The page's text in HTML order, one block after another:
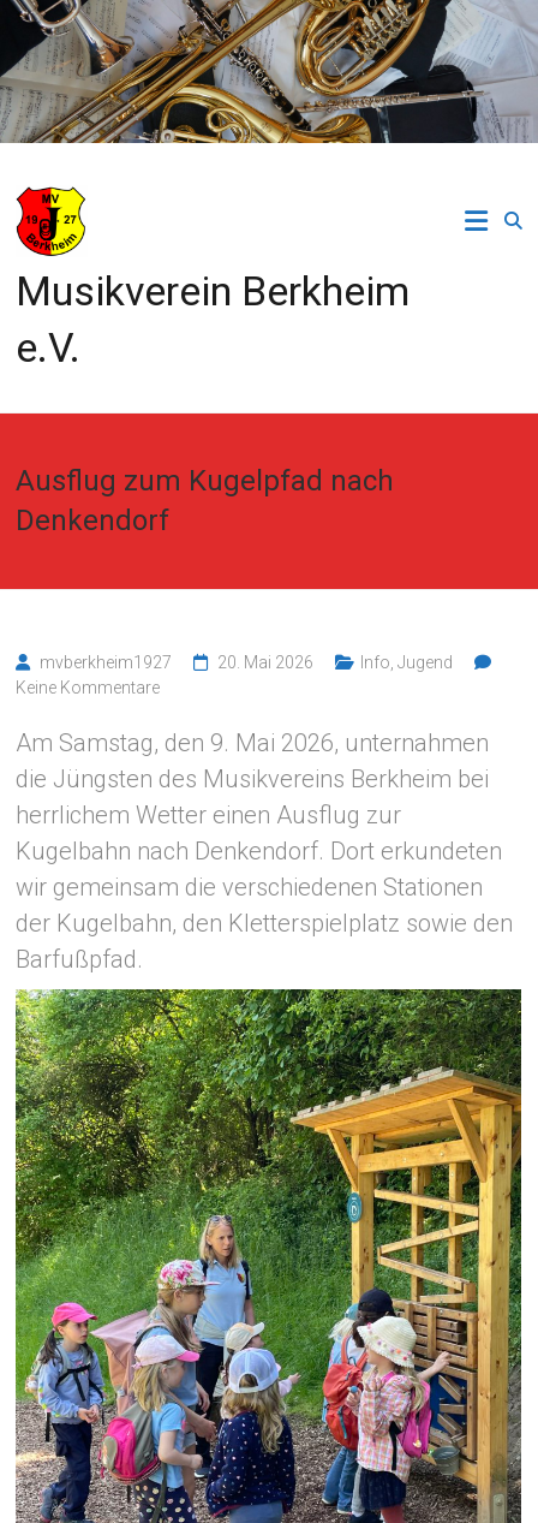
Zum
Inhalt
springen
Musikverein Berkheim
e.V.
Ausflug zum Kugelpfad nach
Denkendorf
mvberkheim1927 20. Mai 2026 Info,Jugend
Keine Kommentare
Am Samstag, den 9. Mai 2026, unternahmen
die Jüngsten des Musikvereins Berkheim bei
herrlichem Wetter einen Ausflug zur
Kugelbahn nach Denkendorf. Dort erkundeten
wir gemeinsam die verschiedenen Stationen
der Kugelbahn, den Kletterspielplatz sowie den
Barfußpfad.